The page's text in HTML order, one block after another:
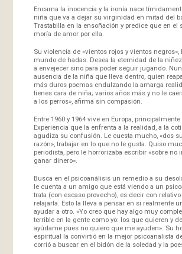
Encarna la inocencia y la ironía nace
niña que va a dejar su virginidad en mitad del
Trastabilla en la ensoñación y predice que en el
moría de amor por ella.
Su violencia de «vientos rojos y vientos negros»,
mundo de hadas. Desea la eternidad de la
a envejecer sino para poder seguir jugando.
ausencia de la niña que lleva dentro, quien
más duros poemas endulzando la amarga
tienes cara de niña; varios años más y no le
a los perros», afirma sin compasión.
Entre 1960 y 1964 vive en Europa, principalmente
Experiencia que la enfrenta a la realidad, a la
agudiza su confusión. Le cuesta mucho, «dos
razón», trabajar en lo que no le gusta. Quiso
periodista, pero le horrorizaba escribir «sobre no
ganar dinero».
Busca en el psicoanálisis un remedio a su
le cuenta a un amigo que está viendo a un
trata (con escaso provecho), es decir con
relajarla. Esto la lleva a pensar en si realmente
ayudar a otro. «Yo creo que hay algo muy
terrible en la gente como yo: los que quieren y
ayúdame pues no quiero que me ayuden». Su
espiritual la convirtió en la mejor psicoanalista
corrió a buscar en el bidón de la soledad y la